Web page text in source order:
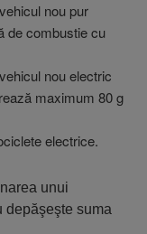
nou pur
de combustie cu
nou electric
maximum 80 g
electrice.
unui
depăşeşte suma